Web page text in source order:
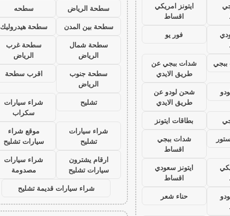
ايتونز امريكي
اقساط
فور يو
شدات ببجي عن
طريق الايدي
شحن لودو عن
طريق الايدي
بطاقات ايتونز
شدات ببجي
اقساط
ايتونز سعودي
اقساط
حناء شعر
سطحة الرياض
سطحه
سطحة بين المدن
سطحة هيدروليك
سطحة شمال
الرياض
سطحة غرب
الرياض
سطحة جنوب
الرياض
اقرب سطحة
تشليح
شراء سيارات
سكراب
شراء سيارات
تشليح
موقع شراء
سيارات تشليح
ارقام يشترون
سيارات تشليح
شراء سيارات
مصدومة
شراء سيارات قديمة تشليح